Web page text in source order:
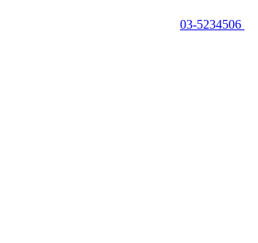
03-5234506